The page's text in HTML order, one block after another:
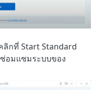
ลิกที่ Start Standard
ซ่อมแซมระบบของ